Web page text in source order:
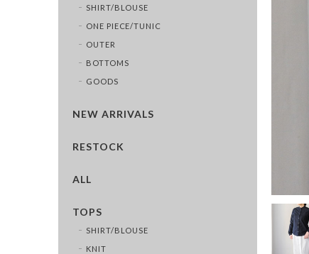
SHIRT/BLOUSE
ONE PIECE/TUNIC
OUTER
BOTTOMS
GOODS
NEW ARRIVALS
RESTOCK
ALL
TOPS
SHIRT/BLOUSE
KNIT